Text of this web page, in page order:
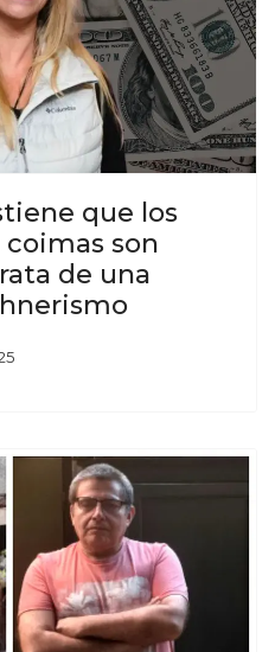
que los
coimas son
de una